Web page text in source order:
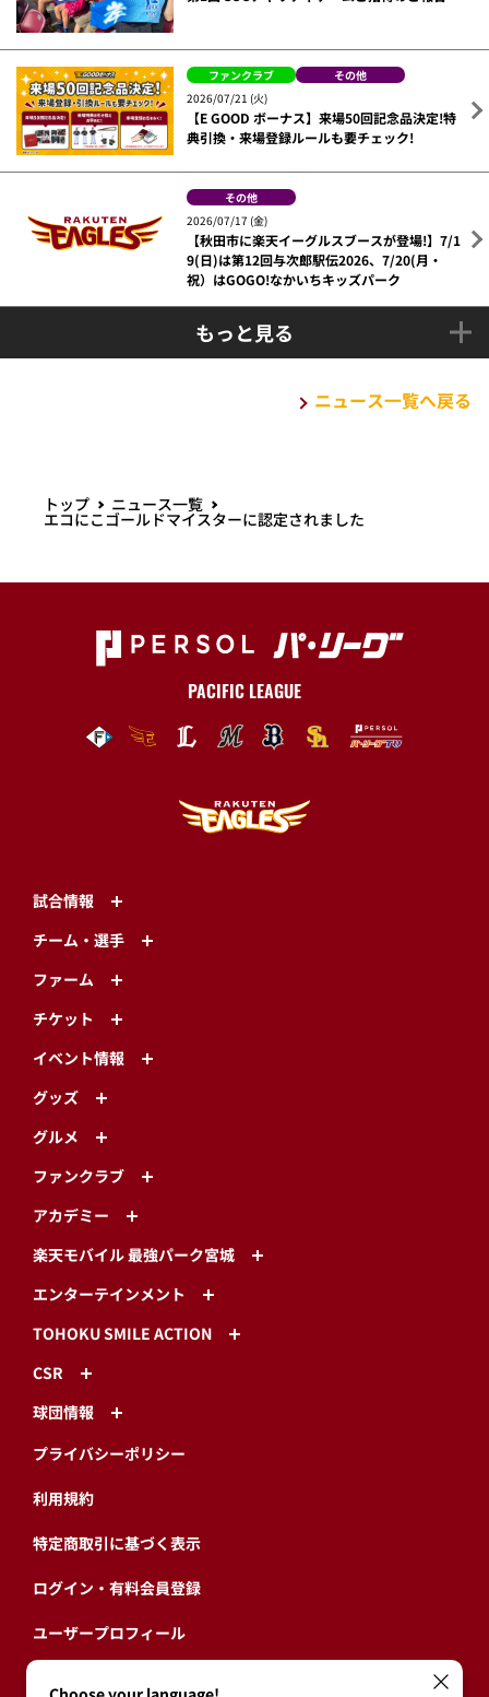
ファンクラブ
その他
2026/07/21 (火)
【E GOOD ボーナス】来場50回記念品決定!特
典引換・来場登録ルールも要チェック!
その他
2026/07/17 (金)
【秋田市に楽天イーグルスブースが登場!】7/1
9(日)は第12回与次郎駅伝2026、7/20(月・
祝）はGOGO!なかいちキッズパーク
もっと見る
ニュース一覧へ戻る
トップ ニュース一覧
エコにこゴールドマイスターに認定されました
PACIFIC LEAGUE
試合情報
チーム・選手
ファーム
チケット
イベント情報
グッズ
グルメ
ファンクラブ
アカデミー
楽天モバイル 最強パーク宮城
エンターテインメント
TOHOKU SMILE ACTION
CSR
球団情報
プライバシーポリシー
利用規約
特定商取引に基づく表示
ログイン・有料会員登録
ユーザープロフィール